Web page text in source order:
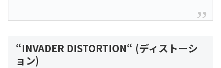
“INVADER DISTORTION“ (ディストーシ
ョン)